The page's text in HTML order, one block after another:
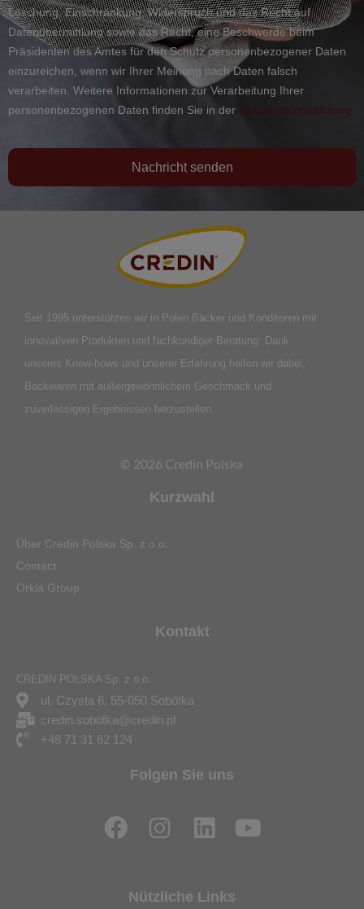
Löschung, Einschränkung, Widerspruch und das Recht auf
Datenübermittlung sowie das Recht, eine Beschwerde beim
Präsidenten des Amtes für den Schutz personenbezogener Daten
einzureichen, wenn wir Ihrer Meinung nach Daten falsch
verarbeiten. Weitere Informationen zur Verarbeitung Ihrer
personenbezogenen Daten finden Sie in der Datenschutzerklärung.
Nachricht senden
Seit 1995 unterstützen wir in Polen Bäcker und Konditoren mit
innovativen Produkten und fachkundiger Beratung. Dank
unseres Know-hows und unserer Erfahrung helfen wir dabei,
Backwaren mit außergewöhnlichem Geschmack und
zuverlässigen Ergebnissen herzustellen.
© 2026 Credin Polska
Kurzwahl
Über Credin Polska Sp. z o.o.
Contact
Orkla Group
Kontakt
CREDIN POLSKA Sp. z o.o.
ul. Czysta 6, 55-050 Sobótka
credin.sobotka@credin.pl
+48 71 31 62 124
Folgen Sie uns
F
a
I
n
t
L
i
k
Y
o
Nützliche Links